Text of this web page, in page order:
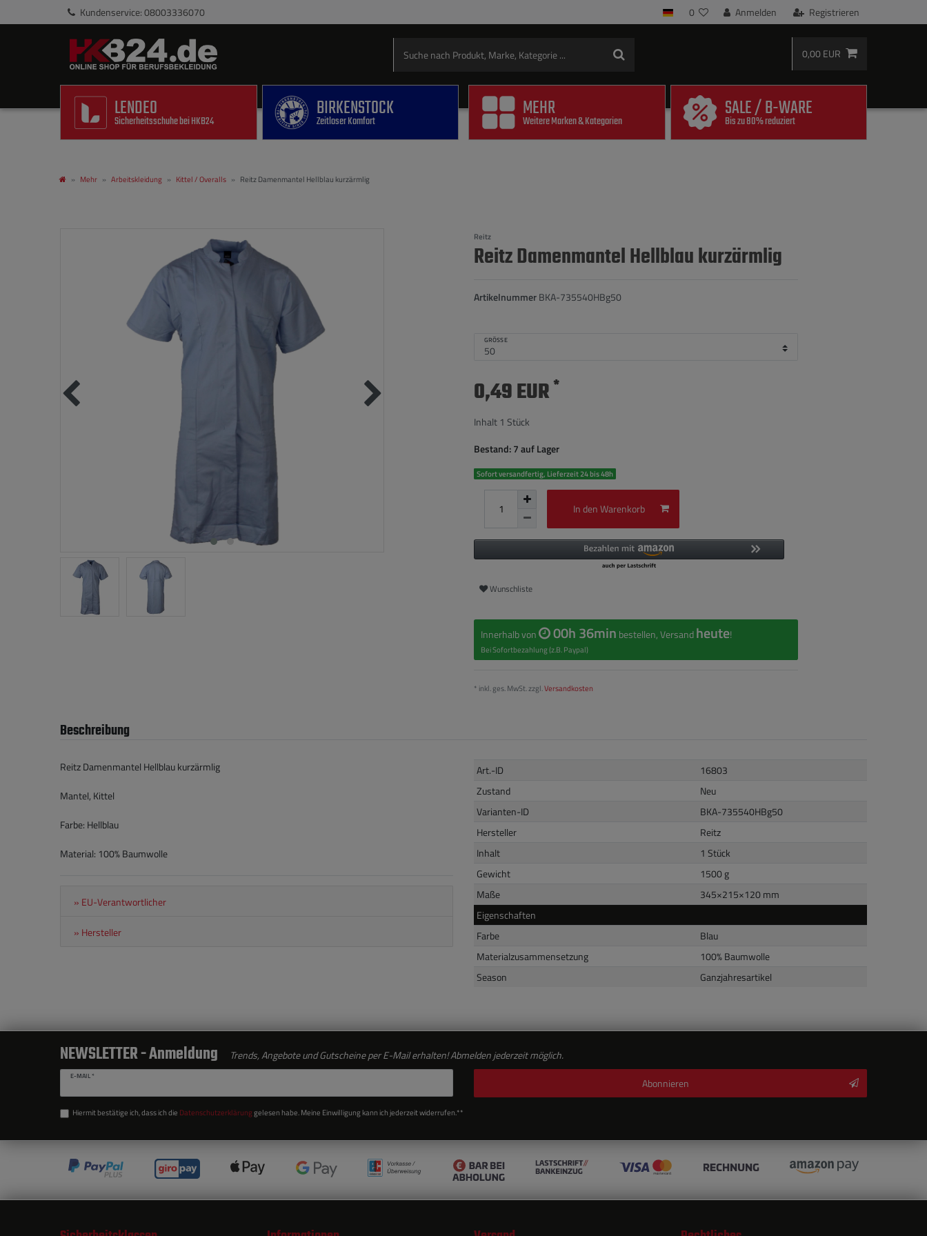
Kundenservice: 08003336070 Anmelden Registrieren
0
0,00 EUR
LENDEO
Sicherheitsschuhe bei HKB24 BIRKENSTOCK
Zeitloser Komfort MEHR
Weitere Marken & Kategorien SALE / B-WARE
Bis zu 80% reduziert
Mehr Arbeitskleidung Kittel / Overalls Reitz Damenmantel Hellblau kurzärmlig
Reitz
Reitz Damenmantel Hellblau kurzärmlig
ArtikelnummerBKA-735540HBg50
GRÖSSE
0,49 EUR*
Inhalt 1 Stück
Bestand: 7 auf Lager
Sofort versandfertig, Lieferzeit 24 bis 48h
In den Warenkorb
Wunschliste
Innerhalb von 00h 36min bestellen, Versandheute!
Bei Sofortbezahlung (z.B. Paypal)
* inkl. ges. MwSt. zzgl.Versandkosten
Beschreibung
Reitz Damenmantel Hellblau kurzärmlig
Mantel, Kittel
Farbe: Hellblau
Material: 100% Baumwolle
» EU-Verantwortlicher
» Hersteller
Art.-ID
16803
Zustand
Neu
Varianten-ID
BKA-735540HBg50
Hersteller
Reitz
Inhalt
1 Stück
Gewicht
1500 g
Maße
345×215×120mm
Eigenschaften
Farbe
Blau
Materialzusammensetzung
100% Baumwolle
Season
Ganzjahresartikel
NEWSLETTER - Anmeldung Trends, Angebote und Gutscheine per E-Mail erhalten! Abmelden jederzeit möglich.
E-MAIL *
Hiermit bestätige ich, dass ich die Daten­schutz­erklärunggelesen habe. Meine Einwilligung kann ich jederzeit widerrufen.**
Abonnieren